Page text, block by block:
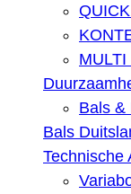
MULTI
Bals &
Bals
Technische